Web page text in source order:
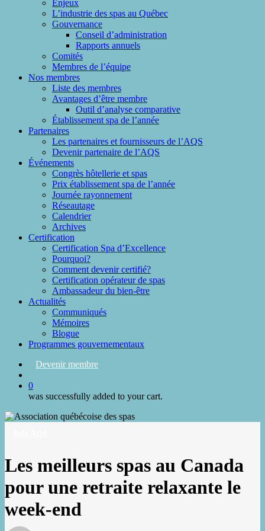
Enjeux
L’industrie des spas au Québec
Gouvernance
Conseil d’administration
Rapports annuels
Comités
Membres de l’équipe
Nos membres
Liste des membres
Avantages d’être membre
Outil d’analyse comparative
Établissement spa de l’année
Partenaires
Les partenaires et fournisseurs de l’AQS
Devenir partenaire de l’AQS
Événements
Congrès hôtellerie et spas
Prix établissement spa de l’année
Journée rayonnement
Réseautage
Calendrier
Archives
Certification
Certification Spa d’Excellence
Pourquoi?
Comment devenir certifié?
Certification opérateur de spas
Ambassadeur du bien-être
Actualités
Communiqués
Mémoires
Blogue
Programmes gouvernementaux
Devenir membre
0
was successfully added to your cart.
Les meilleurs spas au Canada
pour une retraite relaxante le
week-end